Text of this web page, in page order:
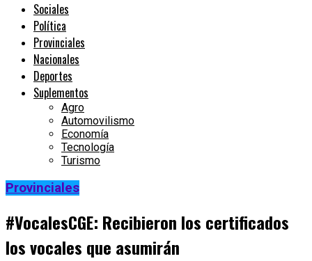
Sociales
Política
Provinciales
Nacionales
Deportes
Suplementos
Agro
Automovilismo
Economía
Tecnología
Turismo
Provinciales
#VocalesCGE: Recibieron los certificados
los vocales que asumirán